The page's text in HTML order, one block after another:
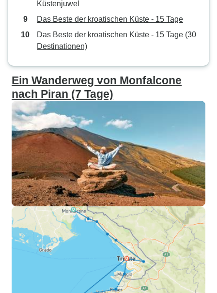
Küstenjuwel
Das Beste der kroatischen Küste - 15 Tage
Das Beste der kroatischen Küste - 15 Tage (30
Destinationen)
Ein Wanderweg von Monfalcone
nach Piran (7 Tage)